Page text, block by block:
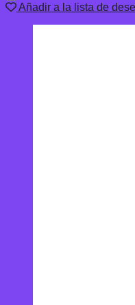
Añadir a la lista de